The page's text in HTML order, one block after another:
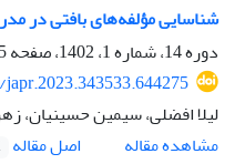
شناسایی مؤلفه‌های بافتی در
دوره 14، شماره 1، 1402، صفحه
لیلا افضلی، سیمین حسینیان،
مشاهده مقاله
اصل مقاله